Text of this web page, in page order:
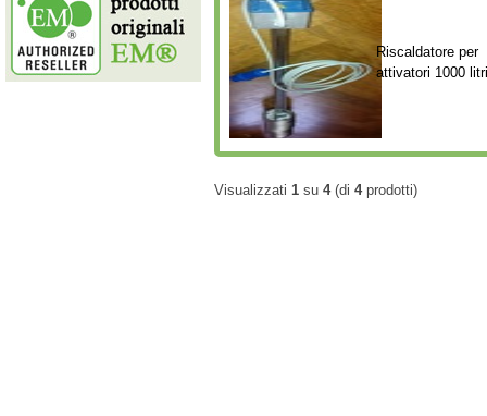
Riscaldatore per
attivatori 1000 litri
Visualizzati 1 su 4(di 4prodotti)